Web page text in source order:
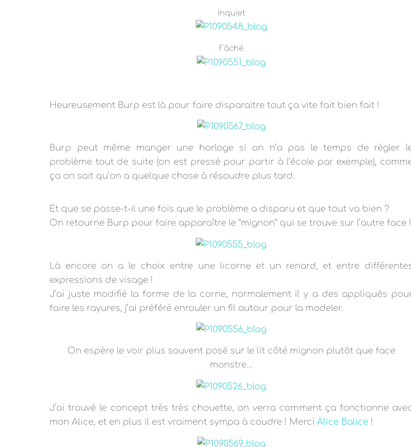
Inquiet
Fâché
Heureusement Burp est là pour faire disparaitre tout ça vite fait bien fait !
Burp peut même manger une horloge si on n’a pas le temps de régler
problème tout de suite (on est pressé pour partir à l’école par exemple),
ça on sait qu’on a quelque chose à résoudre plus tard.
Et que se passe-t-il une fois que le problème a disparu et que tout va bien ?
On retourne Burp pour faire apparaître le “mignon” qui se trouve sur l’autre face !
Là encore on a le choix entre une licorne et un renard, et entre
expressions de visage !
J’ai juste modifié la forme de la corne, normalement il y a des appliqués
faire les rayures, j’ai préféré enrouler un fil autour pour la modeler.
On espère le voir plus souvent posé sur le lit côté mignon plutôt que face
monstre…
J’ai trouvé le concept très très chouette, on verra comment ça fonctionne
mon Alice, et en plus il est vraiment sympa à coudre ! Merci Alice Balice !